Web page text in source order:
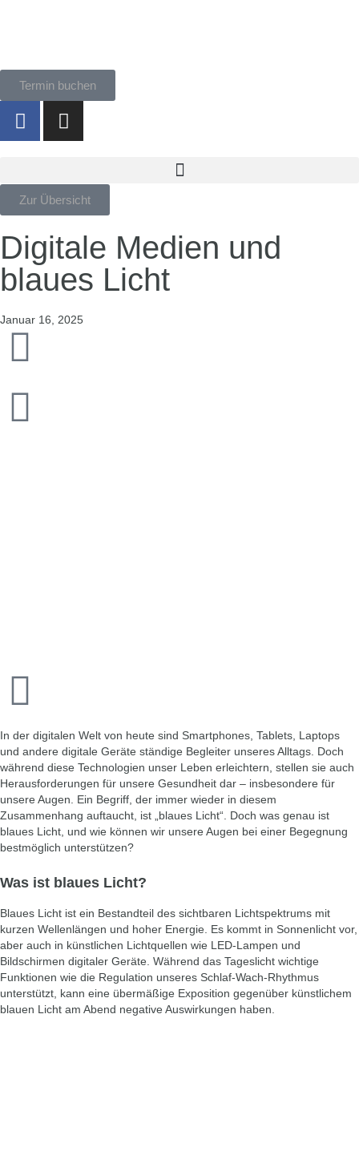
Termin buchen
Zur Übersicht
Digitale Medien und
blaues Licht
Januar 16, 2025
In der digitalen Welt von heute sind Smartphones, Tablets, Laptops
und andere digitale Geräte ständige Begleiter unseres Alltags. Doch
während diese Technologien unser Leben erleichtern, stellen sie auch
Herausforderungen für unsere Gesundheit dar – insbesondere für
unsere Augen. Ein Begriff, der immer wieder in diesem
Zusammenhang auftaucht, ist „blaues Licht“. Doch was genau ist
blaues Licht, und wie können wir unsere Augen bei einer Begegnung
bestmöglich unterstützen?
Was ist blaues Licht?
Blaues Licht ist ein Bestandteil des sichtbaren Lichtspektrums mit
kurzen Wellenlängen und hoher Energie. Es kommt in Sonnenlicht vor,
aber auch in künstlichen Lichtquellen wie LED-Lampen und
Bildschirmen digitaler Geräte. Während das Tageslicht wichtige
Funktionen wie die Regulation unseres Schlaf-Wach-Rhythmus
unterstützt, kann eine übermäßige Exposition gegenüber künstlichem
blauen Licht am Abend negative Auswirkungen haben.